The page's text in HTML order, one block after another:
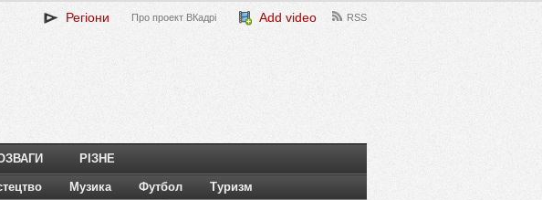
Регіони Про проект ВКадрі Add video RSS
РІЗНЕ
Музика Футбол Туризм